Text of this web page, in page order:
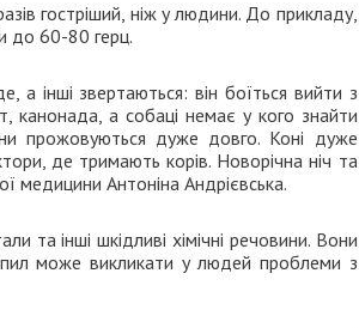
гостріший, ніж у людини. До прикладу,
до 60-80 герц.
інші звертаються: він боїться вийти з
канонада, а собаці немає у кого знайти
прожовуються дуже довго. Коні дуже
де тримають корів. Новорічна ніч та
медицини Антоніна Андрієвська.
та інші шкідливі хімічні речовини. Вони
може викликати у людей проблеми з